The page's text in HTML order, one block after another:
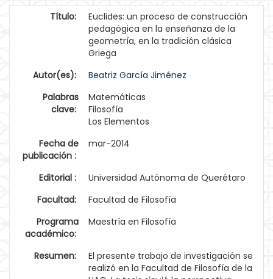
Título:
Euclides: un proceso de construcción
pedagógica en la enseñanza de la
geometría, en la tradición clásica
Griega
Autor(es):
Beatriz García Jiménez
Palabras
clave:
Matemáticas
Filosofía
Los Elementos
Fecha de
publicación :
mar-2014
Editorial :
Universidad Autónoma de Querétaro
Facultad:
Facultad de Filosofía
Programa
académico:
Maestría en Filosofía
Resumen:
El presente trabajo de investigación se
realizó en la Facultad de Filosofía de la